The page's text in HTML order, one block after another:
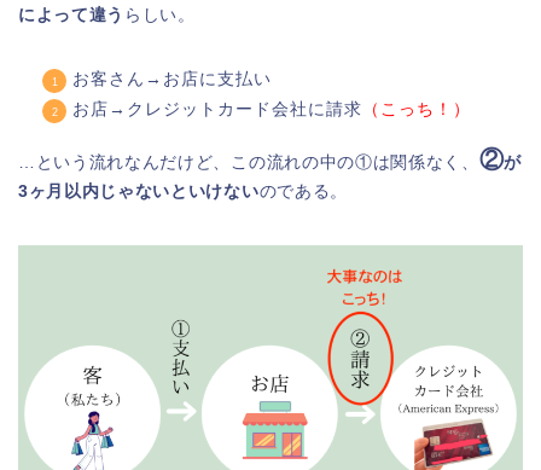
によって違う らしい。
お客さん→お店に支払い
お店→クレジットカード会社に請求 （こっち！）
…という流れなんだけど、この流れの中の①は関係なく、 ②が
3ヶ月以内じゃないといけないのである。